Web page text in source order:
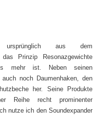
aus dem
Prinzip Resonazgewichte
mehr ist. Neben seinen
noch Daumenhaken, den
her. Seine Produkte
Reihe recht prominenter
nutze ich den Soundexpander